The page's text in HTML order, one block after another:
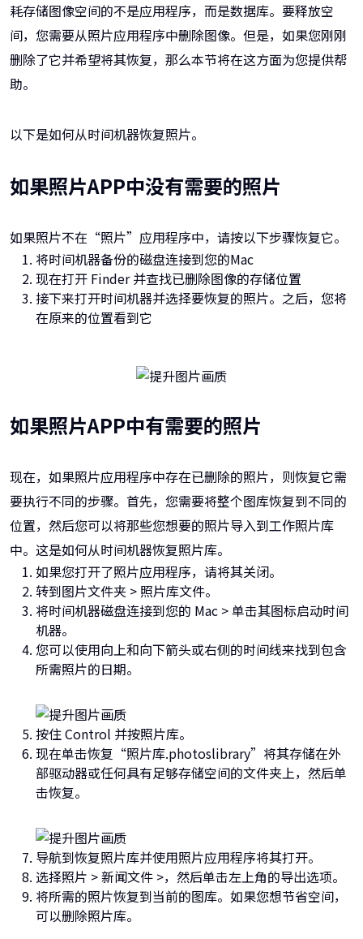
耗存储图像空间的不是应用程序，而是数据库。要释放空
间，您需要从照片应用程序中删除图像。但是，如果您刚刚
删除了它并希望将其恢复，那么本节将在这方面为您提供帮
助。
以下是如何从时间机器恢复照片。
如果照片APP中没有需要的照片
如果照片不在“照片”应用程序中，请按以下步骤恢复它。
将时间机器备份的磁盘连接到您的Mac
现在打开 Finder 并查找已删除图像的存储位置
接下来打开时间机器并选择要恢复的照片。之后，您将
在原来的位置看到它
如果照片APP中有需要的照片
现在，如果照片应用程序中存在已删除的照片，则恢复它需
要执行不同的步骤。首先，您需要将整个图库恢复到不同的
位置，然后您可以将那些您想要的照片导入到工作照片库
中。这是如何从时间机器恢复照片库。
如果您打开了照片应用程序，请将其关闭。
转到图片文件夹 > 照片库文件。
将时间机器磁盘连接到您的 Mac > 单击其图标启动时间
机器。
您可以使用向上和向下箭头或右侧的时间线来找到包含
所需照片的日期。
按住 Control 并按照片库。
现在单击恢复“照片库.photoslibrary”将其存储在外
部驱动器或任何具有足够存储空间的文件夹上，然后单
击恢复。
导航到恢复照片库并使用照片应用程序将其打开。
选择照片 > 新闻文件 >，然后单击左上角的导出选项。
将所需的照片恢复到当前的图库。如果您想节省空间，
可以删除照片库。